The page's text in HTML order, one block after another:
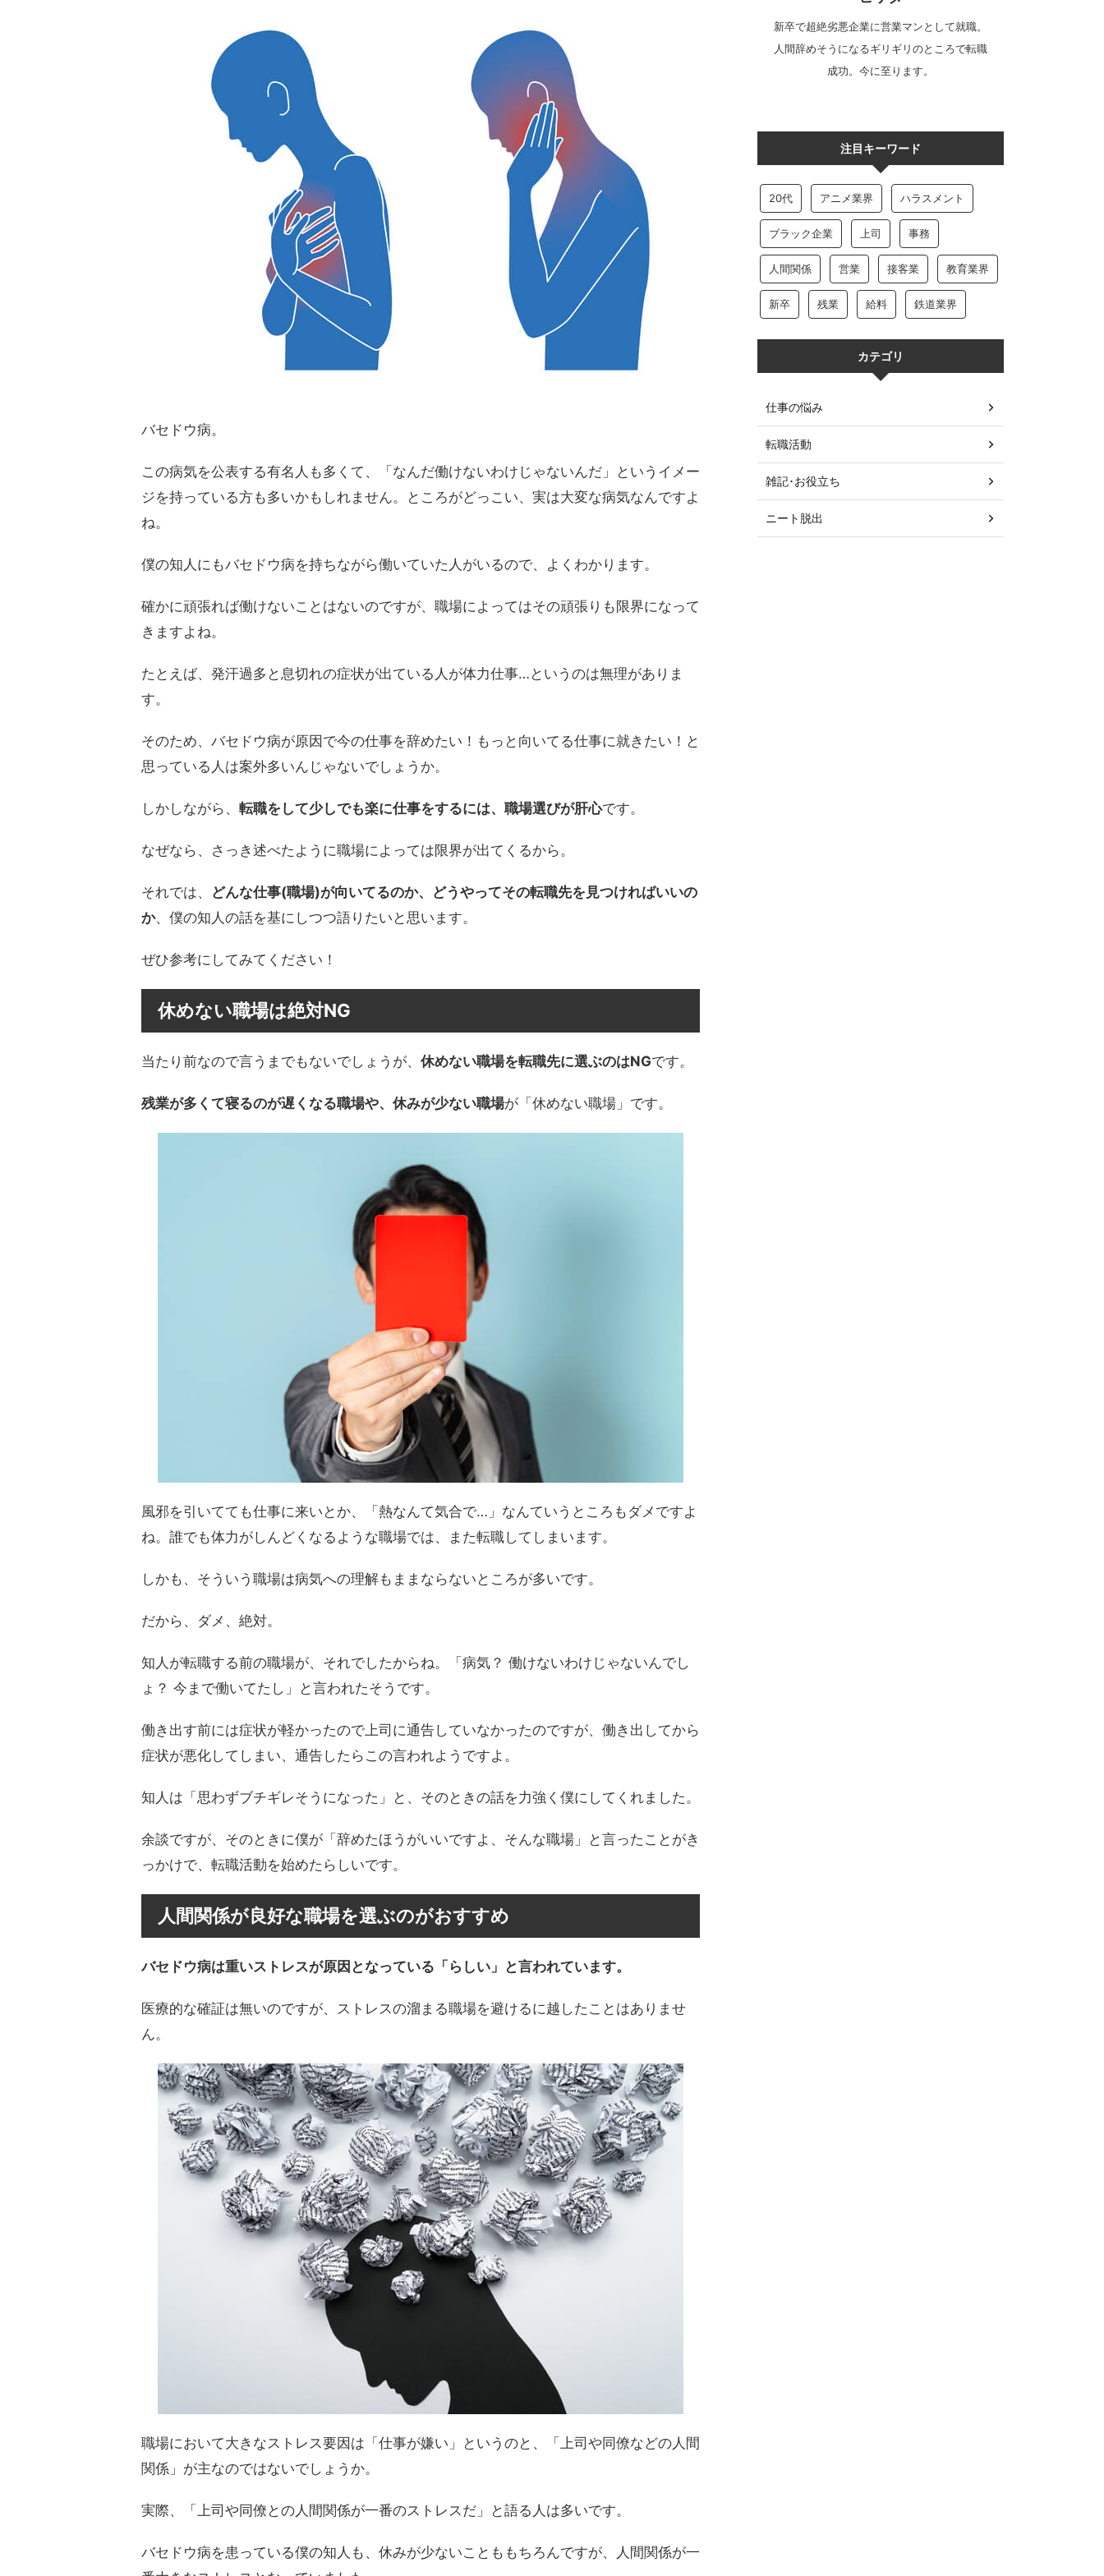
バセドウ病。
この病気を公表する有名人も多くて、「なんだ働けないわけじゃないんだ」というイメー
ジを持っている方も多いかもしれません。ところがどっこい、実は大変な病気なんですよ
ね。
僕の知人にもバセドウ病を持ちながら働いていた人がいるので、よくわかります。
確かに頑張れば働けないことはないのですが、職場によってはその頑張りも限界になって
きますよね。
たとえば、発汗過多と息切れの症状が出ている人が体力仕事…というのは無理がありま
す。
そのため、バセドウ病が原因で今の仕事を辞めたい！もっと向いてる仕事に就きたい！と
思っている人は案外多いんじゃないでしょうか。
しかしながら、 転職をして少しでも楽に仕事をするには、職場選びが肝心です。
なぜなら、さっき述べたように職場によっては限界が出てくるから。
それでは、 どんな仕事(職場)が向いてるのか、どうやってその転職先を見つければいいの
か、僕の知人の話を基にしつつ語りたいと思います。
ぜひ参考にしてみてください！
休めない職場は絶対NG
当たり前なので言うまでもないでしょうが、 休めない職場を転職先に選ぶのはNGです。
残業が多くて寝るのが遅くなる職場や、休みが少ない職場が「休めない職場」です。
風邪を引いてても仕事に来いとか、「熱なんて気合で…」なんていうところもダメですよ
ね。誰でも体力がしんどくなるような職場では、また転職してしまいます。
しかも、そういう職場は病気への理解もままならないところが多いです。
だから、ダメ、絶対。
知人が転職する前の職場が、それでしたからね。「病気？ 働けないわけじゃないんでし
ょ？ 今まで働いてたし」と言われたそうです。
働き出す前には症状が軽かったので上司に通告していなかったのですが、働き出してから
症状が悪化してしまい、通告したらこの言われようですよ。
知人は「思わずブチギレそうになった」と、そのときの話を力強く僕にしてくれました。
余談ですが、そのときに僕が「辞めたほうがいいですよ、そんな職場」と言ったことがき
っかけで、転職活動を始めたらしいです。
人間関係が良好な職場を選ぶのがおすすめ
バセドウ病は重いストレスが原因となっている「らしい」と言われています。
医療的な確証は無いのですが、ストレスの溜まる職場を避けるに越したことはありませ
ん。
職場において大きなストレス要因は「仕事が嫌い」というのと、「上司や同僚などの人間
関係」が主なのではないでしょうか。
実際、「上司や同僚との人間関係が一番のストレスだ」と語る人は多いです。
バセドウ病を患っている僕の知人も、休みが少ないことももちろんですが、人間関係が一
新卒で超絶劣悪企業に営業マンとして就職。
人間辞めそうになるギリギリのところで転職
成功。今に至ります。
注目キーワード
20代 アニメ業界 ハラスメント
ブラック企業 上司 事務
人間関係 営業 接客業 教育業界
新卒 残業 給料 鉄道業界
カテゴリ
仕事の悩み
転職活動
雑記･お役立ち
ニート脱出